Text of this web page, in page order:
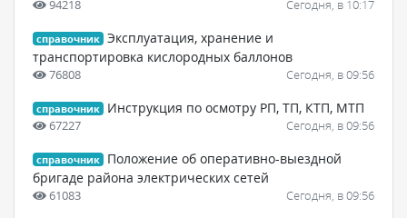
94218 Сегодня, в 10:17
справочник Эксплуатация, хранение и
транспортировка кислородных баллонов
76808 Сегодня, в 09:56
справочник Инструкция по осмотру РП, ТП, КТП, МТП
67227 Сегодня, в 09:56
справочник
Положение об оперативно-выездной
бригаде района электрических сетей
61083 Сегодня, в 09:56